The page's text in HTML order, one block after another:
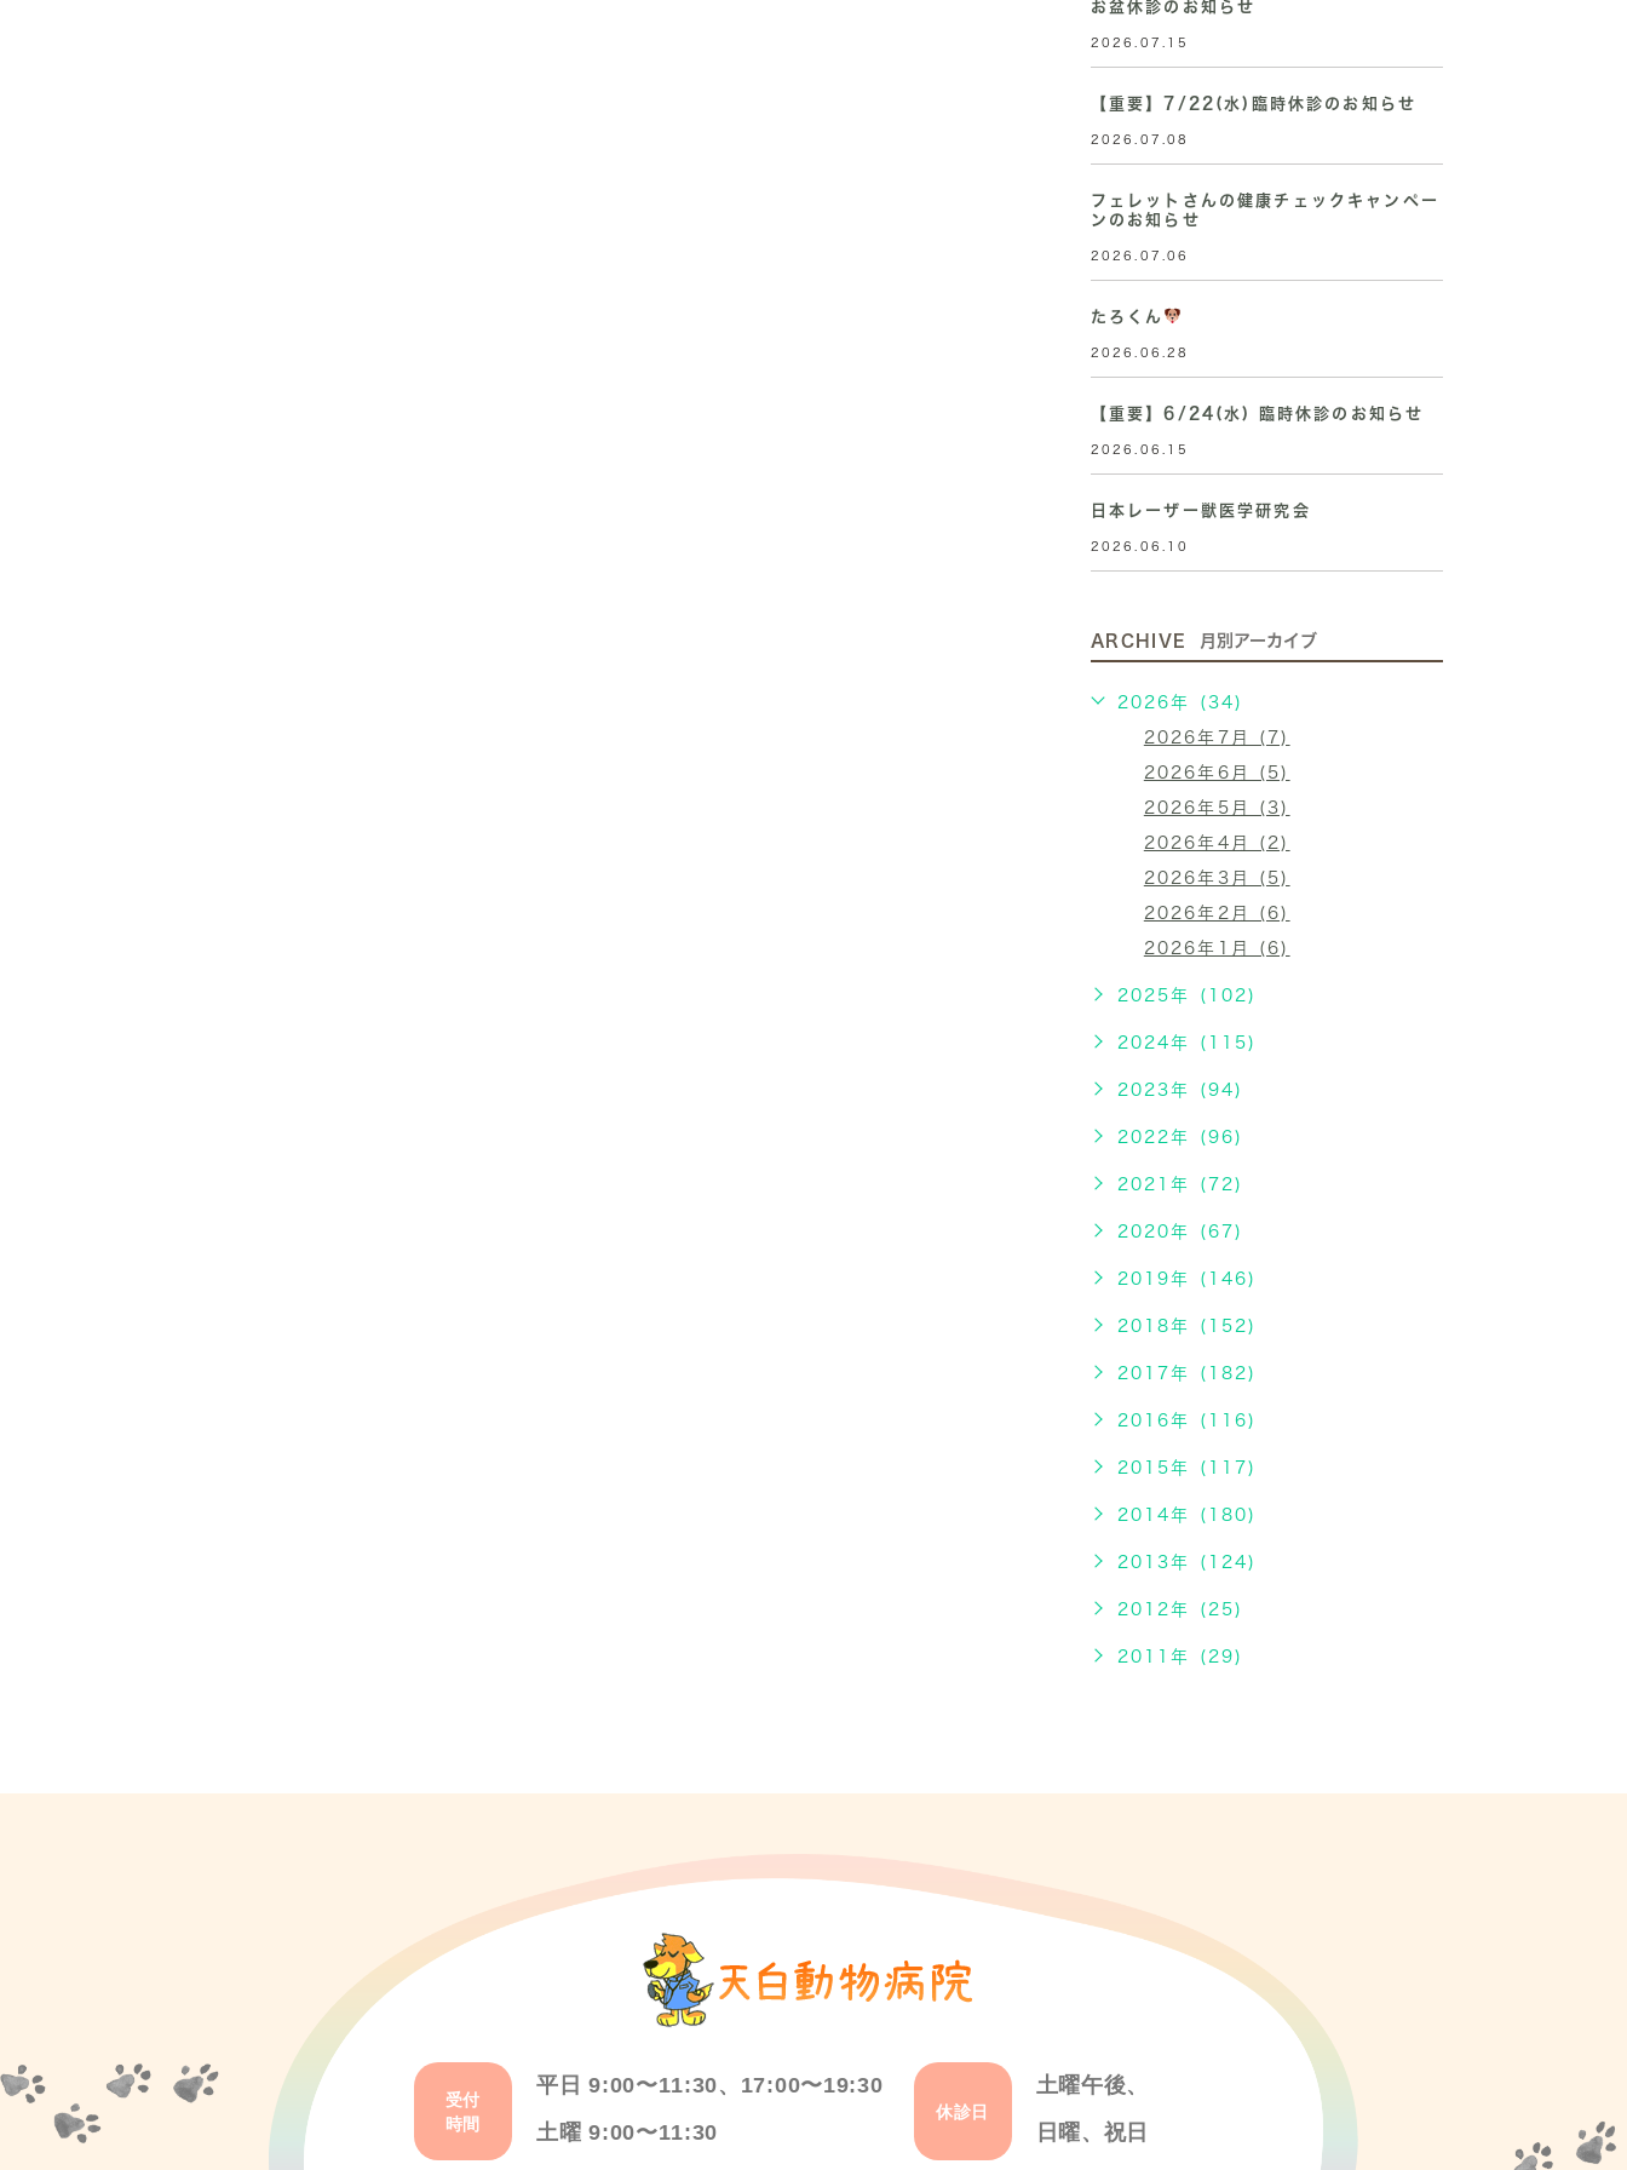
お盆休診のお知らせ
2026.07.15
【重要】7/22(水)臨時休診のお知らせ
2026.07.08
フェレットさんの健康チェックキャンペー
ンのお知らせ
2026.07.06
たろくん
2026.06.28
【重要】6/24(水) 臨時休診のお知らせ
2026.06.15
日本レーザー獣医学研究会
2026.06.10
ARCHIVE 月別アーカイブ
2026年 (34)
2026年7月 (7)
2026年6月 (5)
2026年5月 (3)
2026年4月 (2)
2026年3月 (5)
2026年2月 (6)
2026年1月 (6)
2025年 (102)
2024年 (115)
2023年 (94)
2022年 (96)
2021年 (72)
2020年 (67)
2019年 (146)
2018年 (152)
2017年 (182)
2016年 (116)
2015年 (117)
2014年 (180)
2013年 (124)
2012年 (25)
2011年 (29)
受付
時間
平日 9:00〜11:30、17:00〜19:30
土曜 9:00〜11:30
休診日
土曜午後、
日曜、祝日